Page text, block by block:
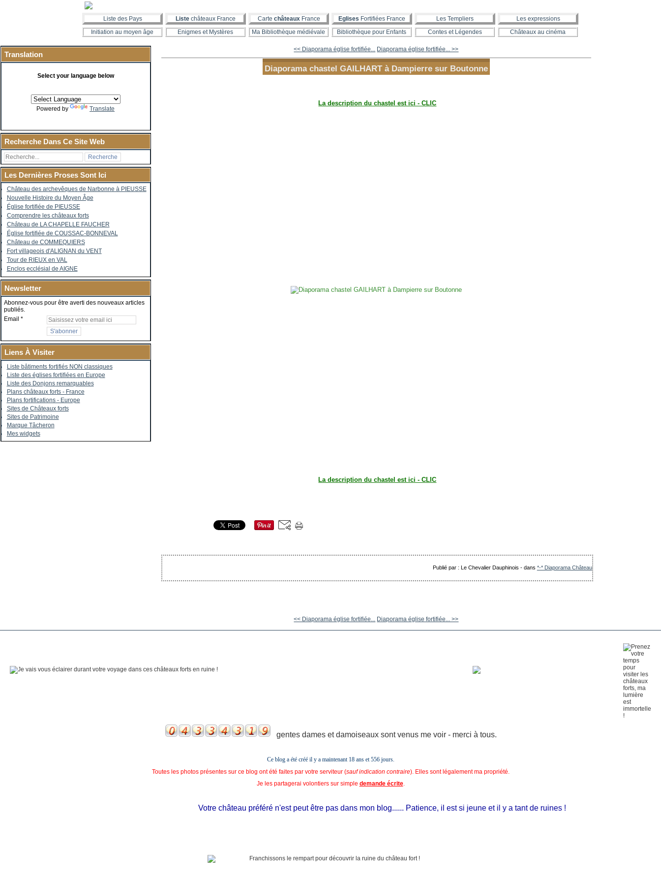
Liste des Pays Liste châteaux France Carte châteauxFrance Eglises Fortifiées France Les Templiers
Les expressions
Initiation au moyen âge
Enigmes et Mystères Ma Bibliothèque médiévale Bibliothèque pour Enfants Contes et Légendes Châteaux au cinéma
Translation
Select your language below
Powered by Translate
Recherche Dans Ce Site Web
Les Dernières Proses Sont Ici
Château des archevêques de Narbonne à PIEUSSE
Nouvelle Histoire du Moyen Âge
Église fortifiée de PIEUSSE
Comprendre les châteaux forts
Château de LA CHAPELLE FAUCHER
Église fortifiée de COUSSAC-BONNEVAL
Château de COMMEQUIERS
Fort villageois d'ALIGNAN du VENT
Tour de RIEUX en VAL
Enclos ecclésial de AIGNE
Newsletter
Abonnez-vous pour être averti des nouveaux articles
publiés.
Email
Liens À Visiter
Liste bâtiments fortifiés NON classiques
Liste des églises fortifiées en Europe
Liste des Donjons remarquables
Plans châteaux forts - France
Plans fortifications - Europe
Sites de Châteaux forts
Sites de Patrimoine
Marque Tâcheron
Mes widgets
<< Diaporama église fortifiée... Diaporama église fortifiée... >>
Diaporama chastel GAILHART à Dampierre sur Boutonne
La description du chastel est ici - CLIC
La description du chastel est ici - CLIC
Publié par : Le Chevalier Dauphinois -dans *-* Diaporama Château
<< Diaporama église fortifiée... Diaporama église fortifiée... >>
gentes dames et damoiseaux sont venus me voir - merci à tous.
Ce blog a été créé il y a maintenant 18 ans et556 jours.
Toutes les photos présentes sur ce blog ont été faites par votre serviteur (sauf indication contraire). Elles sont légalement ma propriété.
Je les partagerai volontiers sur simple demande écrite.
Votre château préféré n'est peut être pas dans mon blog...... Patience, il est si jeune et il y a tant de ruines !